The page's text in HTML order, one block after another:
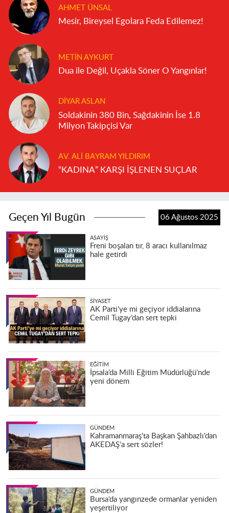
AHMET ÜNSAL
Mesir, Bireysel Egolara Feda Edilemez!
METIN AYKURT
Dua ile Değil, Uçakla Söner O Yangınlar!
DIYAR ASLAN
Soldakinin 380 Bin, Sağdakinin İse 1.8
Milyon Takipçisi Var
AV. ALI BAYRAM YILDIRIM
“KADINA” KARŞI İŞLENEN SUÇLAR
Geçen Yıl Bugün 06 Ağustos 2025
ASAYIŞ
Freni boşalan tır, 8 aracı kullanılmaz
hale getirdi
SIYASET
AK Parti’ye mi geçiyor iddialarına
Cemil Tugay’dan sert tepki
EĞITIM
İpsala’da Milli Eğitim Müdürlüğü’nde
yeni dönem
GÜNDEM
Kahramanmaraş'ta Başkan Şahbazlı’dan
AKEDAŞ’a sert sözler!
GÜNDEM
Bursa’da yangınzede ormanlar yeniden
yeşertiliyor